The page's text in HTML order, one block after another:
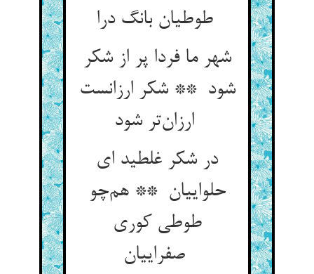
طوطیان بانگ درا
شهر ما فردا پر از شکر
شود ** شکر ارزانست
در شکر غلطید ای
حلواییان ** هم‌چو
طوطی کوری